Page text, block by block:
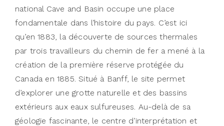
national Cave and Basin occupe une place
fondamentale dans l’histoire du pays. C’est ici
qu’en 1883, la découverte de sources thermales
par trois travailleurs du chemin de fer a mené à la
création de la première réserve protégée du
Canada en 1885. Situé à Banff, le site permet
d’explorer une grotte naturelle et des bassins
extérieurs aux eaux sulfureuses. Au-delà de sa
géologie fascinante, le centre d’interprétation et